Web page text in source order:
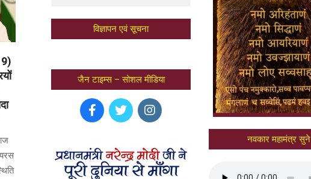
विज्ञापन एवं सूचना
जैन टाइम्स – सोशल मीडिया
नवकार महामंत्र सुने